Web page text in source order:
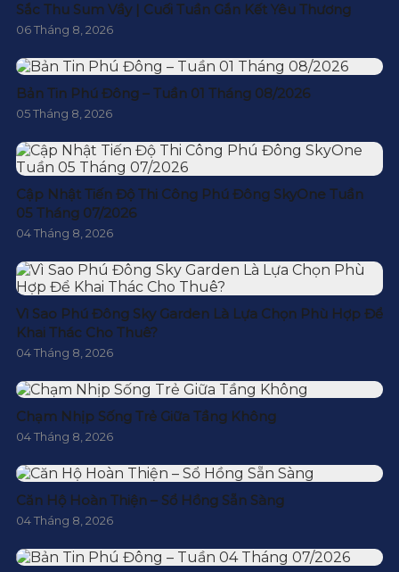
Sắc Thu Sum Vầy | Cuối Tuần Gắn Kết Yêu Thương
06 Tháng 8, 2026
Bản Tin Phú Đông – Tuần 01 Tháng 08/2026
05 Tháng 8, 2026
Cập Nhật Tiến Độ Thi Công Phú Đông SkyOne Tuần
05 Tháng 07/2026
04 Tháng 8, 2026
Vì Sao Phú Đông Sky Garden Là Lựa Chọn Phù Hợp Để
Khai Thác Cho Thuê?
04 Tháng 8, 2026
Chạm Nhịp Sống Trẻ Giữa Tầng Không
04 Tháng 8, 2026
Căn Hộ Hoàn Thiện – Sổ Hồng Sẵn Sàng
04 Tháng 8, 2026